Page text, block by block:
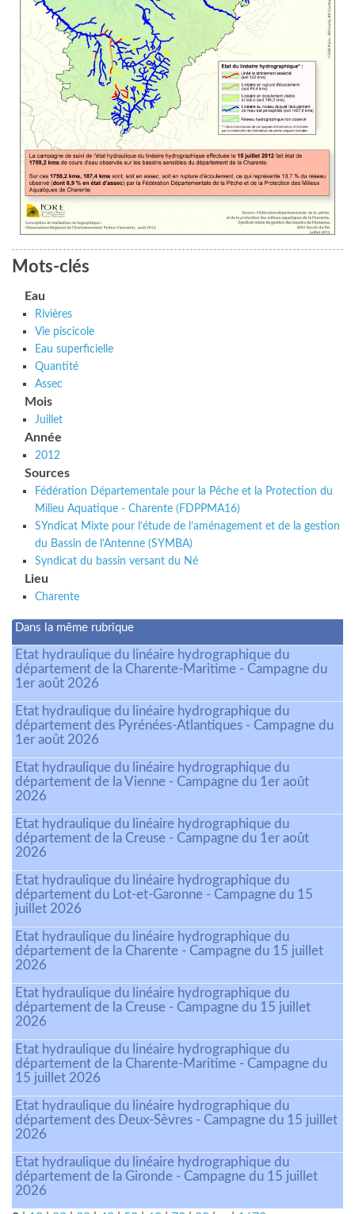
Mots-clés
Eau
Rivières
Vie piscicole
Eau superficielle
Quantité
Assec
Mois
Juillet
Année
2012
Sources
Fédération Départementale pour la Pêche et la Protection du
Milieu Aquatique - Charente (FDPPMA16)
SYndicat Mixte pour l’étude de l’aménagement et de la gestion
du Bassin de l’Antenne (SYMBA)
Syndicat du bassin versant du Né
Lieu
Charente
Dans la même rubrique
Etat hydraulique du linéaire hydrographique du
département de la Charente-Maritime - Campagne du
1er août 2026
Etat hydraulique du linéaire hydrographique du
département des Pyrénées-Atlantiques - Campagne du
1er août 2026
Etat hydraulique du linéaire hydrographique du
département de la Vienne - Campagne du 1er août
2026
Etat hydraulique du linéaire hydrographique du
département de la Creuse - Campagne du 1er août
2026
Etat hydraulique du linéaire hydrographique du
département du Lot-et-Garonne - Campagne du 15
juillet 2026
Etat hydraulique du linéaire hydrographique du
département de la Charente - Campagne du 15 juillet
2026
Etat hydraulique du linéaire hydrographique du
département de la Creuse - Campagne du 15 juillet
2026
Etat hydraulique du linéaire hydrographique du
département de la Charente-Maritime - Campagne du
15 juillet 2026
Etat hydraulique du linéaire hydrographique du
département des Deux-Sèvres - Campagne du 15 juillet
2026
Etat hydraulique du linéaire hydrographique du
département de la Gironde - Campagne du 15 juillet
2026